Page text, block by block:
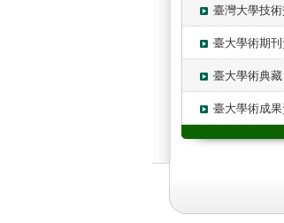
臺灣大學技
臺大學術期
臺大學術典
臺大學術成